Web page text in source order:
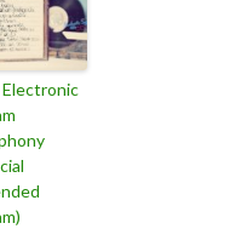
Electronic